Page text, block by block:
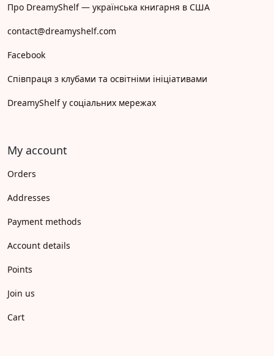
Про DreamyShelf — українська книгарня в США
contact@dreamyshelf.com
Facebook
Співпраця з клубами та освітніми ініціативами
DreamyShelf у соціальних мережах
My account
Orders
Addresses
Payment methods
Account details
Points
Join us
Cart